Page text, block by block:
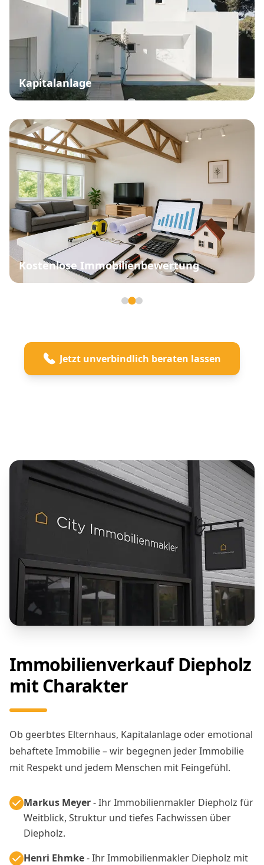
Kapitalanlage
Kostenlose Immobilienbewertung
Jetzt unverbindlich beraten lassen
Immobilienverkauf Diepholz
mit Charakter
Ob geerbtes Elternhaus, Kapitalanlage oder emotional
behaftete Immobilie – wir begegnen jeder Immobilie
mit Respekt und jedem Menschen mit Feingefühl.
Markus Meyer- Ihr Immobilienmakler Diepholz für
Weitblick, Struktur und tiefes Fachwissen über
Diepholz.
Henri Ehmke- Ihr Immobilienmakler Diepholz mit